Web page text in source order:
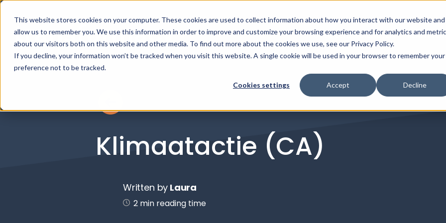
This website stores cookies on your computer. These cookies are used to collect information about how you interact with our website and
allow us to remember you. We use this information in order to improve and customize your browsing experience and for analytics and
about our visitors both on this website and other media. To find out more about the cookies we use, see our Privacy Policy.
If you decline, your information won’t be tracked when you visit this website. A single cookie will be used in your browser to remember your
preference not to be tracked.
Cookies settings Accept Decline
OVER ONS DIENSTEN
Klimaatactie (CA)
Written by Laura
2 min reading time